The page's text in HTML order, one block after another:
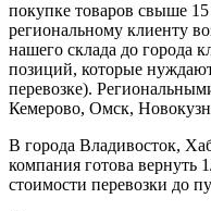
покупке товаров свыше
региональному клиенту
нашего склада до города
позиций, которые
перевозке).
Кемерово, Омск,
В города Владивосток,
компания готова вернуть
стоимости перевозки до